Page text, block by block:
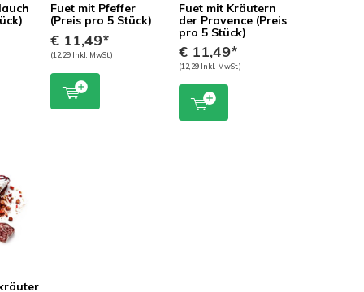
Fuet mit Pfeffer
(Preis pro 5 Stück)
€ 11,49*
(12,29 Inkl. MwSt.)
Fuet mit Kräutern
der Provence (Preis
pro 5 Stück)
€ 11,49*
(12,29 Inkl. MwSt.)